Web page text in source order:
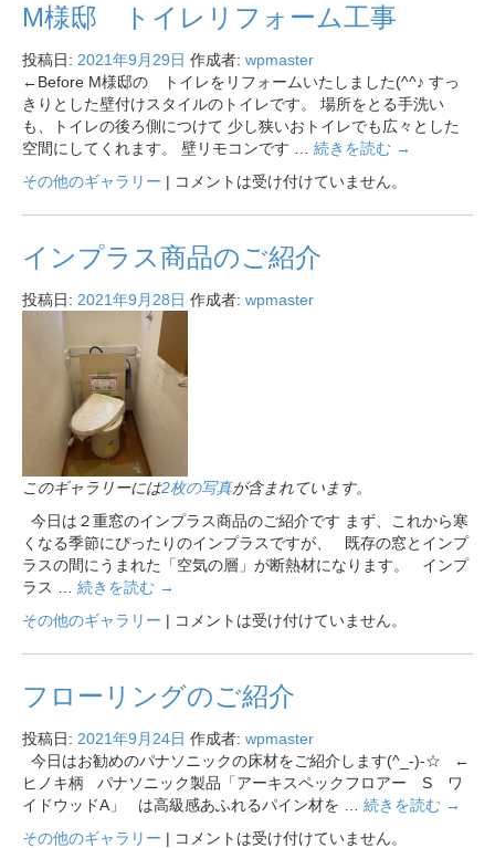
M様邸 トイレリフォーム工事
投稿日: 2021年9月29日 作成者: wpmaster
←Before M様邸の トイレをリフォームいたしました(^^♪ すっ
きりとした壁付けスタイルのトイレです。 場所をとる手洗い
も、トイレの後ろ側につけて 少し狭いおトイレでも広々とした
空間にしてくれます。 壁リモコンです … 続きを読む →
その他のギャラリー | コメントは受け付けていません。
インプラス商品のご紹介
投稿日: 2021年9月28日 作成者: wpmaster
このギャラリーには2枚の写真が含まれています。
今日は２重窓のインプラス商品のご紹介です まず、これから寒
くなる季節にぴったりのインプラスですが、 既存の窓とインプ
ラスの間にうまれた「空気の層」が断熱材になります。 インプ
ラス … 続きを読む →
その他のギャラリー | コメントは受け付けていません。
フローリングのご紹介
投稿日: 2021年9月24日 作成者: wpmaster
今日はお勧めのパナソニックの床材をご紹介します(^_-)-☆ ←
ヒノキ柄 パナソニック製品「アーキスペックフロアー S ワ
イドウッドA」 は高級感あふれるパイン材を … 続きを読む →
その他のギャラリー | コメントは受け付けていません。